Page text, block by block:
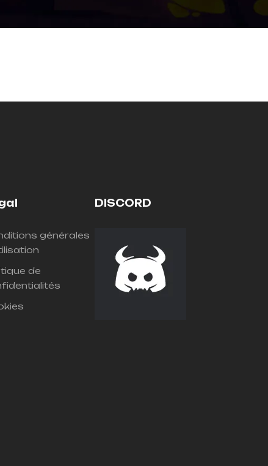
générales
de
DISCORD